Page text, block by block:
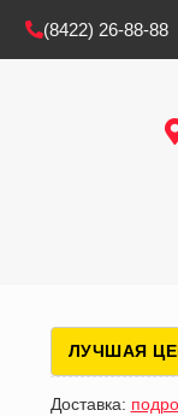
(8422) 26-88-88
ЛУЧШАЯ
Доставка: